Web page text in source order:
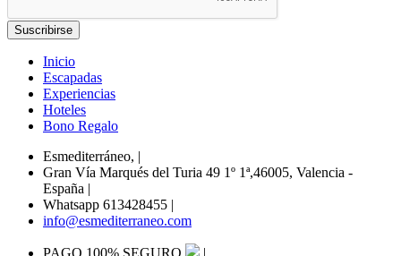
Inicio
Escapadas
Experiencias
Hoteles
Bono Regalo
Esmediterráneo, |
Gran Vía Marqués del Turia 49 1º 1ª,46005, Valencia -
España |
Whatsapp 613428455 |
info@esmediterraneo.com
PAGO 100% SEGURO
|